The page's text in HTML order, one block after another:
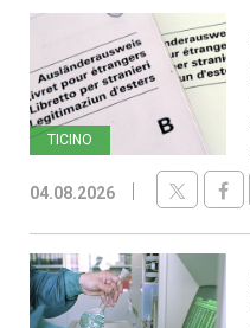
TICINO
04.08.2026